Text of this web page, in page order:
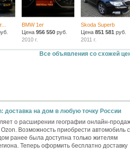
BMW 1er
Цена 956 550руб.
2010 г.
Skoda Superb
Цена 851 581 руб.
2011 г.
Все объявления со схожей
доставка на дом в любую точку России
о расширении географии онлайн-
Возможность приобрести автомобиль с
ранее была доступна только жителям
Теперь оформить бесплатно доставку